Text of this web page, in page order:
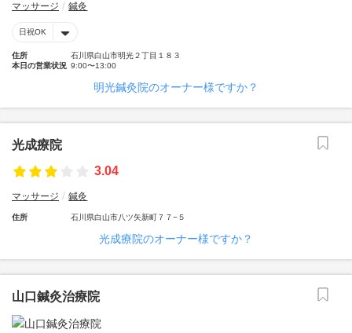
マッサージ 鍼灸
日祝OK
住所
石川県白山市明光２丁目１８３
本日の営業状況 9:00〜13:00
明光鍼灸院のオーナー様ですか？
光成療院
3.04
マッサージ 鍼灸
住所 石川県白山市八ツ矢新町７７−５
光成療院のオーナー様ですか？
山口鍼灸治療院